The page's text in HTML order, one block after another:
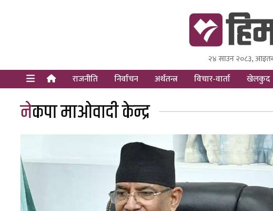
Himal Press
Dot NewsyNepal Media
२४ साउन २०८३,
राजनीति निर्वाचन अर्थतन्त्र विचार-वार्ता खेलकुद
नेकपा माओवादी केन्द्र